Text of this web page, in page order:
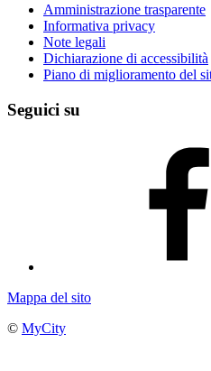
Amministrazione trasparente
Informativa privacy
Note legali
Dichiarazione di accessibilità
Piano di miglioramento del
Seguici su
Mappa del sito
© MyCity